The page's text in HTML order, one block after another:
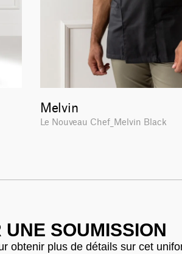
Melvin
Le Nouveau Chef_Melvin Black
SOUMISSION
obtenir plus de détails sur cet